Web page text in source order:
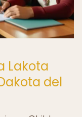
Lakota
del